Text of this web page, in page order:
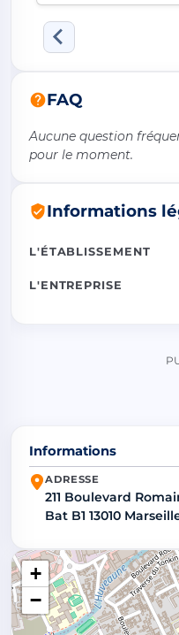
FAQ
Aucune question
pour le moment.
Informations
L'ÉTABLISSEMENT
L'ENTREPRISE
Informations
ADRESSE
211 Boulevard
Bat B1 13010
+
−